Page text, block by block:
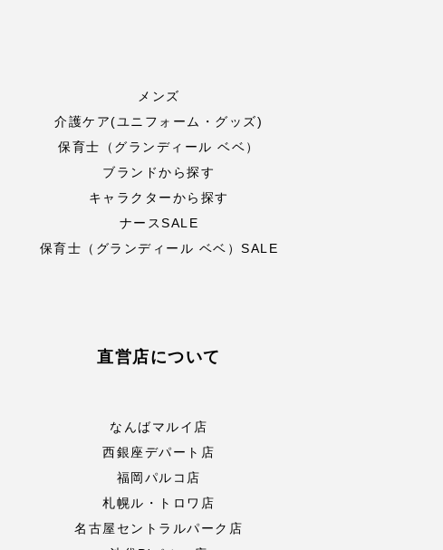
メンズ
介護ケア(ユニフォーム・グッズ)
保育士（グランディール ベベ）
ブランドから探す
キャラクターから探す
ナースSALE
保育士（グランディール ベベ）SALE
直営店について
なんばマルイ店
西銀座デパート店
福岡パルコ店
札幌ル・トロワ店
名古屋セントラルパーク店